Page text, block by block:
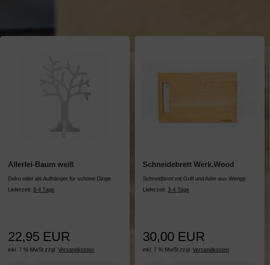
Allerlei-Baum weiß
Deko oder als Aufhänger für schöne Dinge
Lieferzeit: 3-4 Tage
22,95 EUR
inkl. 7 % MwSt. zzgl. Versandkosten
Schneidebrett Werk.Wood
Schneidbrett mit Griff und Ader aus Wenge
Lieferzeit:3-4 Tage
30,00 EUR
inkl. 7 % MwSt. zzgl.Versandkosten